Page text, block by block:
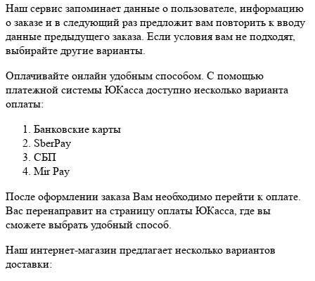
Наш сервис запоминает данные о пользователе, информацию
о заказе и в следующий раз предложит вам повторить к вводу
данные предыдущего заказа. Если условия вам не подходят,
выбирайте другие варианты.
Оплачивайте онлайн удобным способом. С помощью
платежной системы ЮКасса доступно несколько варианта
оплаты:
Банковские карты
SberPay
СБП
Mir Pay
После оформлении заказа Вам необходимо перейти к оплате.
Вас перенаправит на страницу оплаты ЮКасса, где вы
сможете выбрать удобный способ.
Наш интернет-магазин предлагает несколько вариантов
доставки: